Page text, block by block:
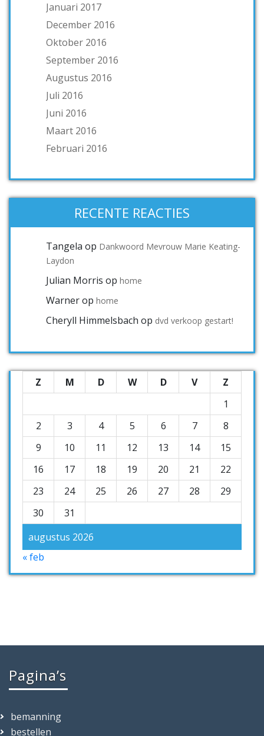
Januari 2017
December 2016
Oktober 2016
September 2016
Augustus 2016
Juli 2016
Juni 2016
Maart 2016
Februari 2016
RECENTE REACTIES
Tangela op Dankwoord Mevrouw Marie Keating-
Laydon
Julian Morris op home
Warnerop home
Cheryll Himmelsbach op dvd verkoop gestart!
augustus 2026
Z M D W D V
Z
1
2
3 4 5 6 7
8
9
10 11 12 13 14
15
16
17 18 19 20 21
22
23
24 25 26 27 28
29
30
31
« feb
Pagina’s
bemanning
bestellen